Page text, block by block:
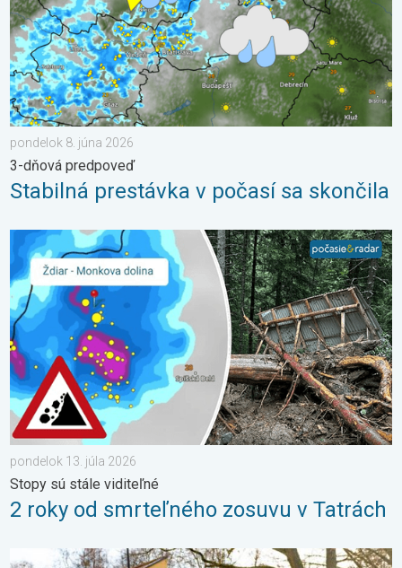
pondelok 8. júna 2026
3-dňová predpoveď
Stabilná prestávka v počasí sa skončila
2 roky od smrteľného zosuvu v Tatrách. Stopy sú stále
pondelok 13. júla 2026
Stopy sú stále viditeľné
2 roky od smrteľného zosuvu v Tatrách
Ako účinne ochrániť úrodu pred mrazmi?. Najväčší jarný